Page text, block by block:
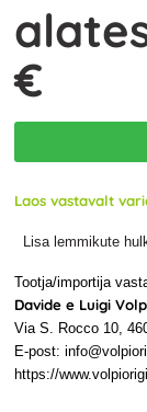
€
Laos vastavalt
Lisa lemmikute
Tootja/importija
Davide e Luigi
Via S. Rocco 10,
E-post:
https://